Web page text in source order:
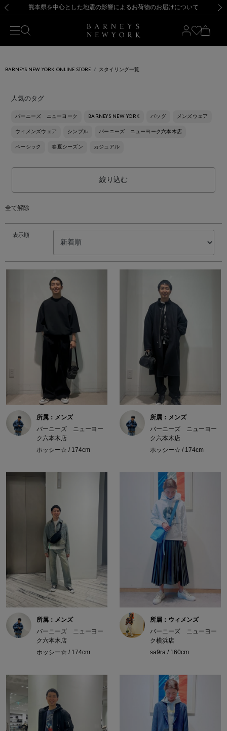
新規登録のお客様も対象！＜MY BARNEYS＞会員のお客様は11,000円（税込）以上のお買上げで常時送料無料！お買い物の際は会員登録を！
【夏季休業に伴う返品・交換承り一時停止のお知らせ】（2026.8.5）
熊本県を中心とした地震の影響によるお荷物のお届けについて
【開催中】SUMMER SALEのご案内・ご注意事項 新規登録のお客様も対象！＜MY BARNEYS＞会員のお客様は11,000円（税込）以上のお買上げで常時送料無料！お買い物の際は会員登録を！
【夏季休業に伴う返品・交換承り一時停止のお知らせ】（2026.8.5）
BARNEYS NEW YORK ONLINE STORE スタイリング一覧
人気のタグ
バーニーズ ニューヨーク BARNEYS NEW YORK バッグ メンズウェア
ウィメンズウェア シンプル バーニーズ ニューヨーク六本木店
ベーシック 春夏シーズン カジュアル
絞り込む
全て解除
表示順
所属：メンズ
バーニーズ ニューヨー
ク六本木店
ホッシー☆ / 174cm
所属：メンズ
バーニーズ ニューヨー
ク六本木店
ホッシー☆ / 174cm
所属：メンズ
バーニーズ ニューヨー
ク六本木店
ホッシー☆ / 174cm
所属：ウィメンズ
バーニーズ ニューヨー
ク横浜店
sa9ra / 160cm